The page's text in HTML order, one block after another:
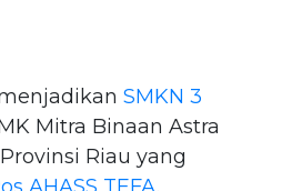
SMKN 3
Mitra Binaan Astra
Riau yang